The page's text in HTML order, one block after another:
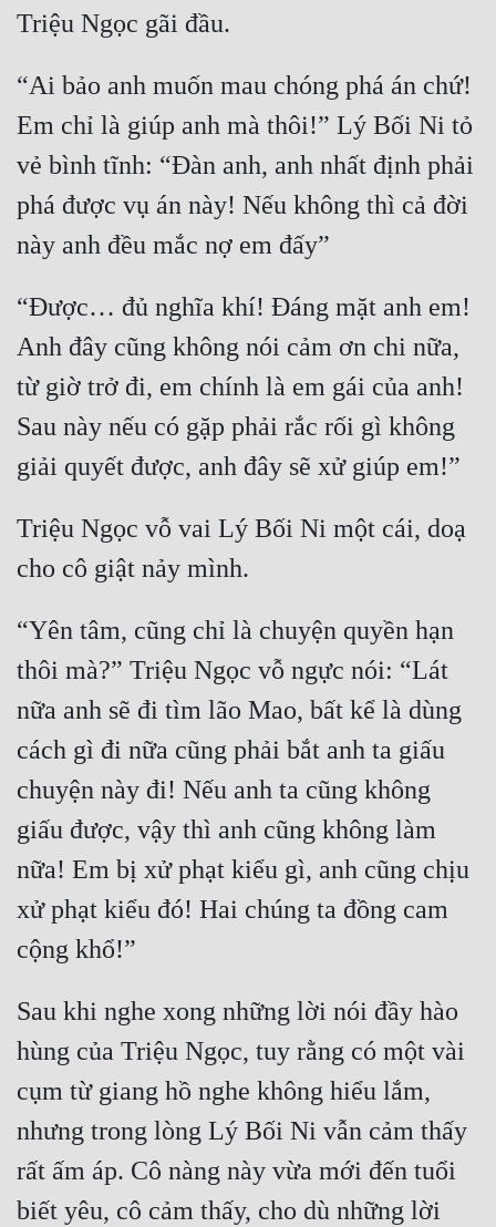
“Ai bảo anh muốn mau chóng phá án chứ!
Em chỉ là giúp anh mà thôi!” Lý Bối Ni tỏ
vẻ bình tĩnh: “Đàn anh, anh nhất định phải
phá được vụ án này! Nếu không thì cả đời
“Được… đủ nghĩa khí! Đáng mặt anh em!
Anh đây cũng không nói cảm ơn chi nữa,
từ giờ trở đi, em chính là em gái của anh!
Sau này nếu có gặp phải rắc rối gì không
Triệu Ngọc vỗ vai Lý Bối Ni một cái, doạ
“Yên tâm, cũng chỉ là chuyện quyền hạn
thôi mà?” Triệu Ngọc vỗ ngực nói: “Lát
nữa anh sẽ đi tìm lão Mao, bất kể là dùng
cách gì đi nữa cũng phải bắt anh ta giấu
chuyện này đi! Nếu anh ta cũng không
giấu được, vậy thì anh cũng không làm
nữa! Em bị xử phạt kiểu gì, anh cũng chịu
xử phạt kiểu đó! Hai chúng ta đồng cam
Sau khi nghe xong những lời nói đầy hào
hùng của Triệu Ngọc, tuy rằng có một vài
cụm từ giang hồ nghe không hiểu lắm,
nhưng trong lòng Lý Bối Ni vẫn cảm thấy
rất ấm áp. Cô nàng này vừa mới đến tuổi
biết yêu, cô cảm thấy, cho dù những lời